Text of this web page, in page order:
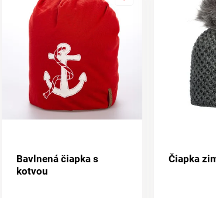
Bavlnená čiapka s
kotvou
Čiapka